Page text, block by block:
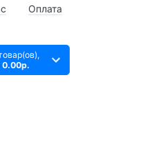
Оплата
0.00р.